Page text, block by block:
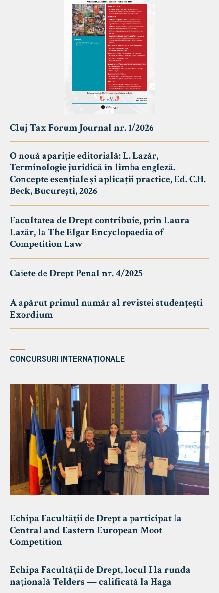
Cluj Tax Forum Journal nr. 1/2026
O nouă apariție editorială: L. Lazăr,
Terminologie juridică în limba engleză.
Concepte esențiale și aplicații practice, Ed. C.H.
Beck, București, 2026
Facultatea de Drept contribuie, prin Laura
Lazăr, la The Elgar Encyclopaedia of
Competition Law
Caiete de Drept Penal nr. 4/2025
A apărut primul număr al revistei studențești
Exordium
CONCURSURI INTERNAȚIONALE
Echipa Facultății de Drept a participat la
Central and Eastern European Moot
Competition
Echipa Facultății de Drept, locul I la runda
națională Telders — calificată la Haga